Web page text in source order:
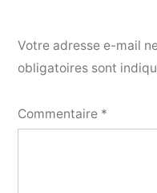
Votre adresse e-mail
obligatoires sont
Commentaire *